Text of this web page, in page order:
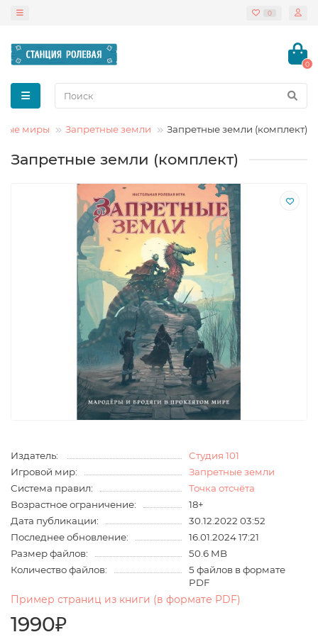
0
0
миры Запретные земли Запретные земли (комплект)
Запретные земли (комплект)
Издатель:
Студия 101
Игровой мир:
Запретные земли
Система правил:
Точка отсчёта
Возрастное ограничение:
18+
Дата публикации:
30.12.2022 03:52
Последнее обновление:
16.01.2024 17:21
Размер файлов:
50.6 MB
Количество файлов:
5 файлов в формате
PDF
Пример страниц из книги (в формате PDF)
1990₽